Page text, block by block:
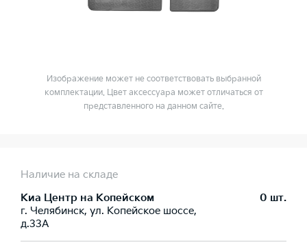
Изображение может не соответствовать выбранной
комплектации. Цвет аксессуара может отличаться от
представленного на данном сайте.
Наличие на складе
Киа Центр на Копейском
г. Челябинск, ул. Копейское шоссе,
д.33А
0 шт.